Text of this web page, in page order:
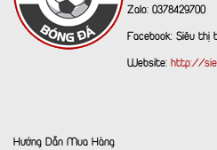
Zalo: 0378429700
Facebook: Siêu thị
Website: http://
Hướng Dẫn Mua Hàng